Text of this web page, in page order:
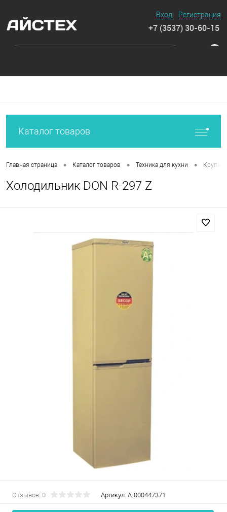
Вход Регистрация
+7 (3537) 30-60-15
Каталог товаров
Главная страница • Каталог товаров • Техника для кухни •
Холодильник DON R-297 Z
Отзывов: 0 Артикул: А-000447371